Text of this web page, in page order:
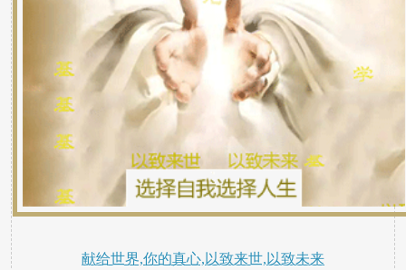
献给世界,你的真心,以致来世,以致未来